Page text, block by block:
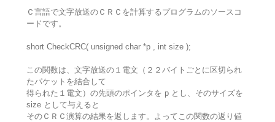
Ｃ言語で文字放送のＣＲＣを計算するプログラムのソースコ
ードです。
short CheckCRC( unsigned char *p , int size );
この関数は、文字放送の１電文（２２バイトごとに区切られ
たパケットを結合して
得られた１電文）の先頭のポインタを p とし、そのサイズを
size として与えると
そのＣＲＣ演算の結果を返します。よってこの関数の返り値